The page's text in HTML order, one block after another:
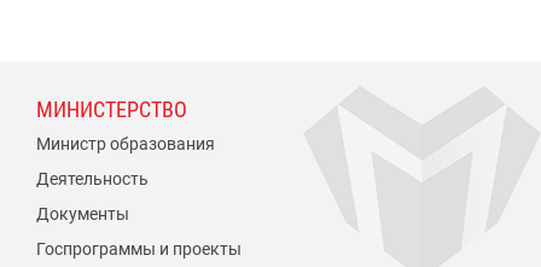
МИНИСТЕРСТВО
Министр образования
Деятельность
Документы
Госпрограммы и проекты